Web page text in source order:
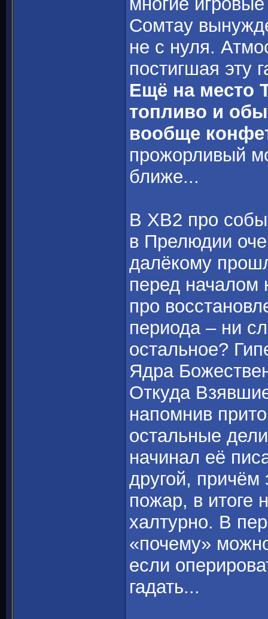
Сомтау
не с нуля.
постигшая эту
Ещё на место
топливо и
вообще
прожорливый
ближе...
В ХВ2 про
в Прелюдии
далёкому
перед началом
про
периода – ни
остальное?
Ядра
Откуда
напомнив
остальные
начинал её
другой, причём
пожар, в итоге
халтурно. В
«почему»
если
гадать...